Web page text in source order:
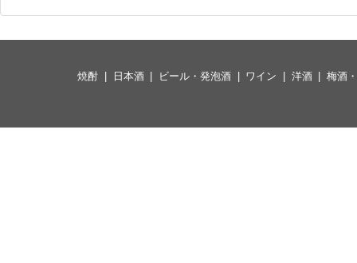
焼酎 日本酒 ビール・発泡酒 ワイン 洋酒 梅酒